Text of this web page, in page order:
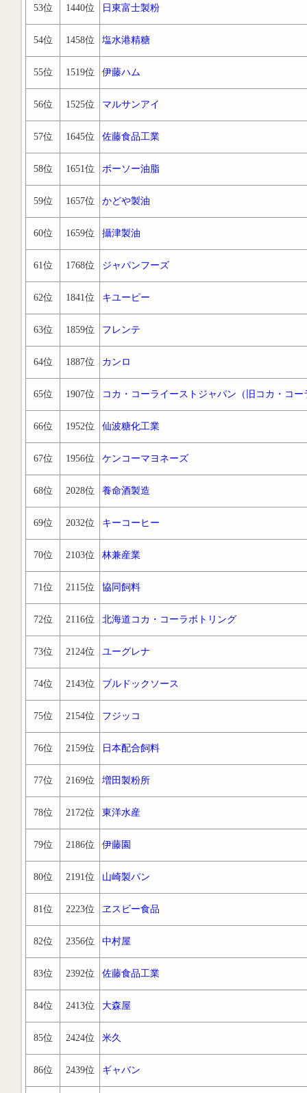
53位 1440位 日東富士製粉
54位 1458位 塩水港精糖
55位 1519位 伊藤ハム
56位 1525位 マルサンアイ
57位 1645位 佐藤食品工業
58位 1651位 ボーソー油脂
59位 1657位 かどや製油
60位 1659位 攝津製油
61位 1768位 ジャパンフーズ
62位 1841位 キユーピー
63位 1859位 フレンテ
64位 1887位 カンロ
65位 1907位 コカ・コーライーストジャパン（旧コカ・
66位 1952位 仙波糖化工業
67位 1956位 ケンコーマヨネーズ
68位 2028位 養命酒製造
69位 2032位 キーコーヒー
70位 2103位 林兼産業
71位 2115位 協同飼料
72位 2116位 北海道コカ・コーラボトリング
73位 2124位 ユーグレナ
74位 2143位 ブルドックソース
75位 2154位 フジッコ
76位 2159位 日本配合飼料
77位 2169位 増田製粉所
78位 2172位 東洋水産
79位 2186位 伊藤園
80位 2191位 山崎製パン
81位 2223位 ヱスビー食品
82位 2356位 中村屋
83位 2392位 佐藤食品工業
84位 2413位 大森屋
85位 2424位 米久
86位 2439位 ギャバン